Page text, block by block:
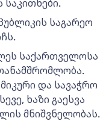
საგარეო
საქართველოსა
და სავაჭრო
ხაზი გაესვა
მნიშვნელობას.